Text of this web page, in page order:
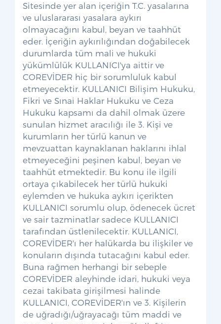
Sitesinde yer alan içeriğin T.C. yasalarına
ve uluslararası yasalara aykırı
olmayacağını kabul, beyan ve taahhüt
eder. İçeriğin aykırılığından doğabilecek
durumlarda tüm mali ve hukuki
yükümlülük KULLANICI'ya aittir ve
COREVİDER hiç bir sorumluluk kabul
etmeyecektir. KULLANICI Bilişim Hukuku,
Fikri ve Sınai Haklar Hukuku ve Ceza
Hukuku kapsamı da dahil olmak üzere
sunulan hizmet aracılığı ile 3. Kişi ve
kurumların her türlü kanun ve
mevzuattan kaynaklanan haklarını ihlal
etmeyeceğini peşinen kabul, beyan ve
taahhüt etmektedir. Bu konu ile ilgili
ortaya çıkabilecek her türlü hukuki
eylemden ve hukuka aykırı içerikten
KULLANICI sorumlu olup, ödenecek ücret
ve sair tazminatlar sadece KULLANICI
tarafından üstlenilecektir. KULLANICI,
COREVİDER'ı her halükarda bu ilişkiler ve
konuların dışında tutacağını kabul eder.
Buna rağmen herhangi bir sebeple
COREVİDER aleyhinde idari, hukuki veya
cezai takibata girişilmesi halinde
KULLANICI, COREVİDER'ın ve 3. Kişilerin
de uğradığı/uğrayacağı tüm maddi ve